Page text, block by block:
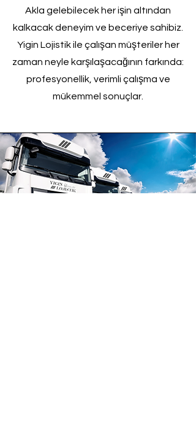
Akla gelebilecek her işin altından
kalkacak deneyim ve beceriye sahibiz.
Yigin Lojistik ile çalışan müşteriler her
zaman neyle karşılaşacağının farkında:
profesyonellik, verimli çalışma ve
mükemmel sonuçlar.